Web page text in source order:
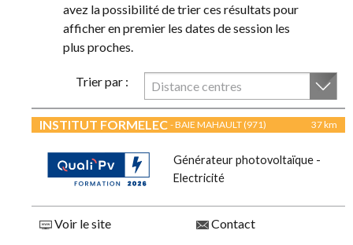
avez la possibilité de trier ces résultats pour
afficher en premier les dates de session les
plus proches.
Trier par : Distance centres
INSTITUT FORMELEC - BAIE MAHAULT (971) 37 km
Générateur photovoltaïque -
Electricité
Voir le site Contact